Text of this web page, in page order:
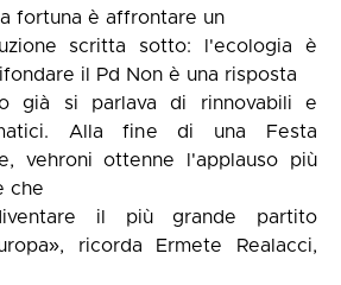
fortuna è affrontare un
scritta sotto: l'ecologia è
il Pd Non è una risposta
già si parlava di rinnovabili e
Alla fine di una Festa
vehroni ottenne l'applauso più
che
il più grande partito
ricorda Ermete Realacci,